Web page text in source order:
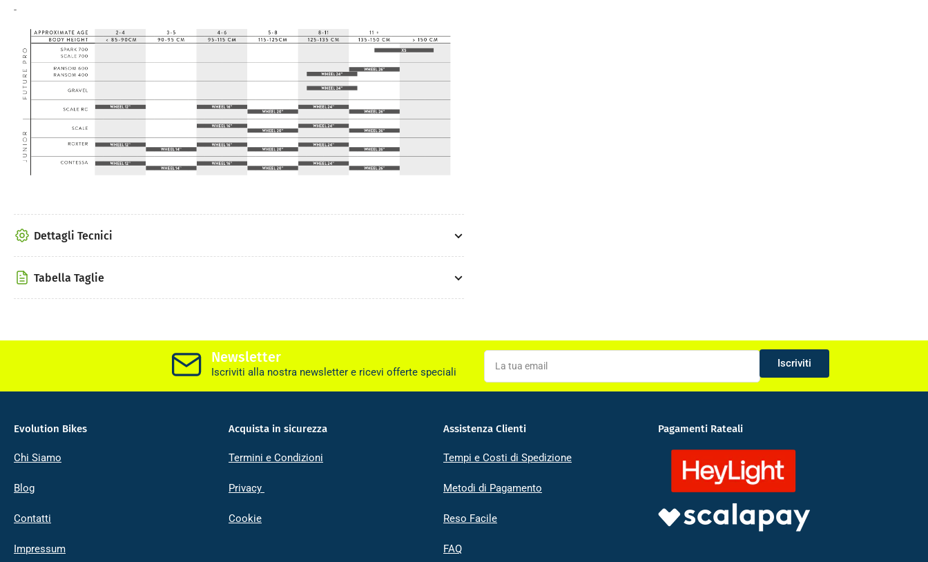
-
Dettagli Tecnici
Tabella Taglie
Newsletter
Iscriviti alla nostra newsletter e ricevi offerte speciali
La
tua
email
Iscriviti
Evolution Bikes
Chi Siamo
Blog
Contatti
Impressum
Acquista in sicurezza
Termini e Condizioni
Privacy
Cookie
Assistenza Clienti
Tempi e Costi di Spedizione
Metodi di Pagamento
Reso Facile
FAQ
Pagamenti Rateali